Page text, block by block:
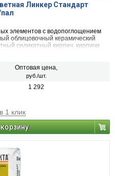
Линкер Стандарт
элементов с водопоглощением
облицовочный керамический
силикатный кирпич, кирпичи
Оптовая цена,
руб./шт.
1 292
1 клик